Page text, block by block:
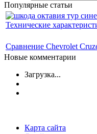
Популярные статьи
Технические
Сравнение Chevrolet
Новые комментарии
Загрузка...
Карта сайта